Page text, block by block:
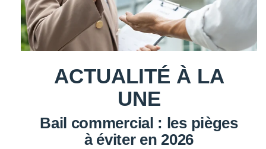
ACTUALITÉ À LA
UNE
Bail commercial : les pièges
à éviter en 2026